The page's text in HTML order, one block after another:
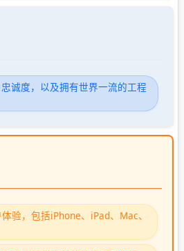
诚度，以及拥有世界一流的工程
验，包括iPhone、iPad、Mac、